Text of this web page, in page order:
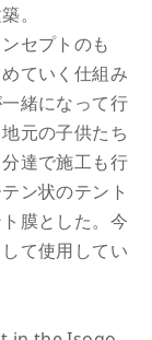
。
セプトのも
ていく仕組み
緒になって行
元の子供たち
達で施工も行
ン状のテント
膜とした。今
て使用してい